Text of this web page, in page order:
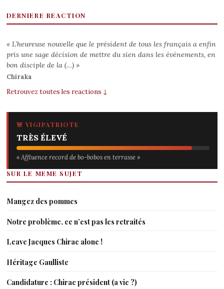
DERNIERE REACTION
« L’heureuse nouvelle que le président de tous les français a enfin
pris une sage décision de mettre du sien dans les événements, en
bon disciple de la (…) »
Chiraka
Retrouvez toutes les reactions ↓
🚨 VIGIPATRIOTE
TRÈS ÉLEVÉ
« Affluence record de bo-bobos en terrasse »
SUR LE MEME SUJET
Mangez des pommes
Notre problème, ce n’est pas les retraités
Leave Jacques Chirac alone !
Héritage Gaulliste
Candidature : Chirac président (a vie ?)